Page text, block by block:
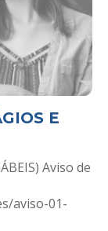
E
Aviso de
aviso-01-